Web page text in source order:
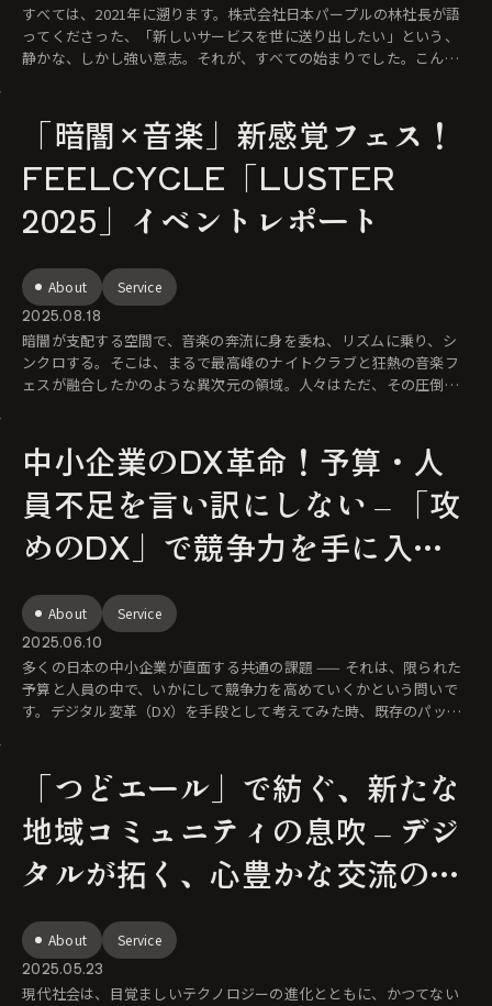
すべては、2021年に遡ります。株式会社日本パープルの林社長が語
ってくださった、「新しいサービスを世に送り出したい」という、
静かな、しかし強い意志。それが、すべての始まりでした。こんに
「暗闇×音楽」新感覚フェス！
FEELCYCLE「LUSTER
2025」イベントレポート
About Service
2025.08.18
暗闇が支配する空間で、音楽の奔流に身を委ね、リズムに乗り、シ
ンクロする。そこは、まるで最高峰のナイトクラブと狂熱の音楽フ
ェスが融合したかのような異次元の領域。人々はただ、その圧倒的
中小企業のDX革命！予算・人
員不足を言い訳にしない – 「攻
めのDX」で競争力を手に入れ
た金物メーカーの挑戦
About Service
2025.06.10
多くの日本の中小企業が直面する共通の課題 —— それは、限られた
予算と人員の中で、いかにして競争力を高めていくかという問いで
す。デジタル変革（DX）を手段として考えてみた時、既存のパッケ
「つどエール」で紡ぐ、新たな
地域コミュニティの息吹 – デジ
タルが拓く、心豊かな交流の未
来
About Service
2025.05.23
現代社会は、目覚ましいテクノロジーの進化とともに、かつてない